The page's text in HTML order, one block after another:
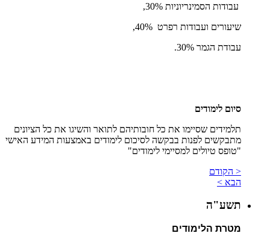
עבודות הסמינריוניות 30%,
שיעורים ועבודות רפרט 40%,
עבודת הגמר 30%.
סיום לימודים
תלמידים שסיימו את כל חובותיהם לתואר והשיגו את כל הציונים
מתבקשים לפנות בבקשה לסיכום לימודים באמצעות המידע האישי
"טופס טיולים למסיימי לימודים"
< הקודם
הבא >
תשע"ה
מטרת הלימודים